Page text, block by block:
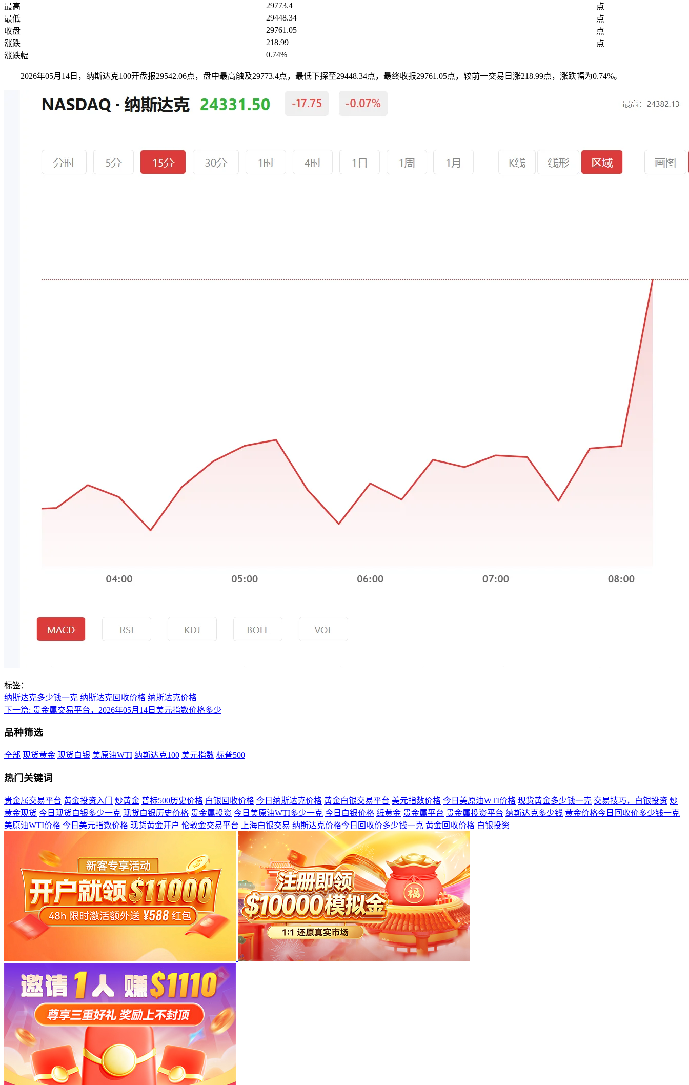
最高
29773.4
点
最低
29448.34
点
收盘
29761.05
点
涨跌
218.99
点
涨跌幅
0.74%
2026年05月14日，纳斯达克100开盘报29542.06点，盘中最高触及29773.4点，最低下探至29448.34点，最终收报29761.05点，较前一交易日涨218.99点，涨跌幅为0.74%。
标签：
纳斯达克多少钱一克 纳斯达克回收价格 纳斯达克价格
下一篇: 贵金属交易平台，2026年05月14日美元指数价格多少
品种筛选
全部 现货黄金 现货白银 美原油WTI 纳斯达克100 美元指数 标普500
热门关键词
贵金属交易平台 黄金投资入门 炒黄金 普标500历史价格 白银回收价格 今日纳斯达克价格 黄金白银交易平台 美元指数价格 今日美原油WTI价格 现货黄金多少钱一克 交易技巧，白银投资 炒
黄金现货 今日现货白银多少一克 现货白银历史价格 贵金属投资 今日美原油WTI多少一克 今日白银价格 纸黄金 贵金属平台 贵金属投资平台 纳斯达克多少钱 黄金价格今日回收价多少钱一克
美原油WTI价格 今日美元指数价格 现货黄金开户 伦敦金交易平台 上海白银交易 纳斯达克价格今日回收价多少钱一克 黄金回收价格 白银投资